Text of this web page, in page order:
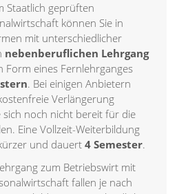
Staatlich geprüften
können Sie in
mit unterschiedlicher
nebenberuflichen Lehrgang
Form eines Fernlehrganges
. Bei einigen Anbietern
Verlängerung
sich noch nicht bereit für die
Eine Vollzeit-Weiterbildung
und dauert 4 Semester.
zum Betriebswirt mit
fallen je nach